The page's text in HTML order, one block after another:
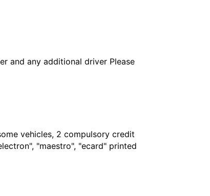
and any additional driver Please
vehicles, 2 compulsory credit
"maestro", "ecard" printed